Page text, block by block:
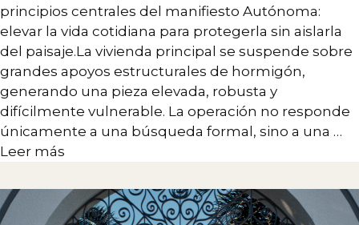
principios centrales del manifiesto Autónoma:
elevar la vida cotidiana para protegerla sin aislarla
del paisaje.La vivienda principal se suspende sobre
grandes apoyos estructurales de hormigón,
generando una pieza elevada, robusta y
difícilmente vulnerable. La operación no responde
únicamente a una búsqueda formal, sino a una …
Leer más